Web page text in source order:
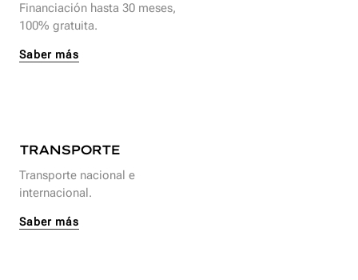
Financiación hasta 30 meses,
100% gratuita.
Saber más
TRANSPORTE
Transporte nacional e
internacional.
Saber más